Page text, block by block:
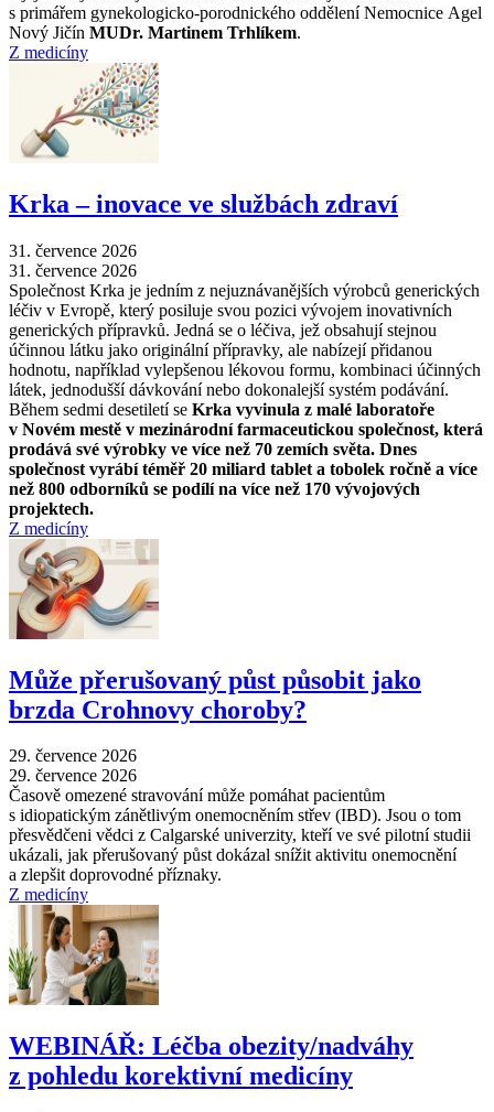
s primářem gynekologicko-porodnického oddělení Nemocnice Agel
Nový Jičín MUDr. Martinem Trhlíkem.
Z medicíny
Krka –⁠ inovace ve službách zdraví
31. července 2026
31. července 2026
Společnost Krka je jedním z nejuznávanějších výrobců generických
léčiv v Evropě, který posiluje svou pozici vývojem inovativních
generických přípravků. Jedná se o léčiva, jež obsahují stejnou
účinnou látku jako originální přípravky, ale nabízejí přidanou
hodnotu, například vylepšenou lékovou formu, kombinaci účinných
látek, jednodušší dávkování nebo dokonalejší systém podávání.
Během sedmi desetiletí se Krka vyvinula z malé laboratoře
v Novém mestě v mezinárodní farmaceutickou společnost, která
prodává své výrobky ve více než 70 zemích světa. Dnes
společnost vyrábí téměř 20 miliard tablet a tobolek ročně a více
než 800 odborníků se podílí na více než 170 vývojových
projektech.
Z medicíny
Může přerušovaný půst působit jako
brzda Crohnovy choroby?
29. července 2026
29. července 2026
Časově omezené stravování může pomáhat pacientům
s idiopatickým zánětlivým onemocněním střev (IBD). Jsou o tom
přesvědčeni vědci z Calgarské univerzity, kteří ve své pilotní studii
ukázali, jak přerušovaný půst dokázal snížit aktivitu onemocnění
a zlepšit doprovodné příznaky.
Z medicíny
WEBINÁŘ: Léčba obezity/nadváhy
z pohledu korektivní medicíny